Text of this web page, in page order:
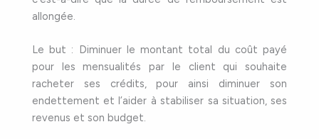
allongée.
Le but : Diminuer le montant total du coût payé
pour les mensualités par le client qui souhaite
racheter ses crédits, pour ainsi diminuer son
endettement et l’aider à stabiliser sa situation, ses
revenus et son budget.